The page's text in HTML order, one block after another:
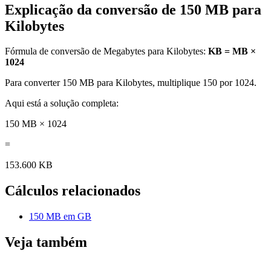
Explicação da conversão de 150 MB para
Kilobytes
Fórmula de conversão de Megabytes para Kilobytes: KB = MB ×
1024
Para converter 150 MB para Kilobytes, multiplique 150 por 1024.
Aqui está a solução completa:
150 MB × 1024
=
153.600 KB
Cálculos relacionados
150 MB em GB
Veja também